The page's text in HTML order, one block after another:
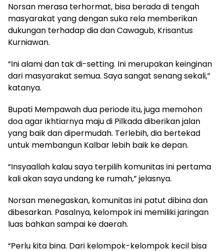
Norsan merasa terhormat, bisa berada di tengah
masyarakat yang dengan suka rela memberikan
dukungan terhadap dia dan Cawagub, Krisantus
Kurniawan.
“Ini alami dan tak di-setting. Ini merupakan keinginan
dari masyarakat semua. Saya sangat senang sekali,”
katanya.
Bupati Mempawah dua periode itu, juga memohon
doa agar ikhtiarnya maju di Pilkada diberikan jalan
yang baik dan dipermudah. Terlebih, dia bertekad
untuk membangun Kalbar lebih baik ke depan.
“Insyaallah kalau saya terpilih komunitas ini pertama
kali akan saya undang ke rumah,” jelasnya.
Norsan menegaskan, komunitas ini patut dibina dan
dibesarkan. Pasalnya, kelompok ini memiliki jaringan
luas bahkan sampai ke daerah.
“Perlu kita bina. Dari kelompok-kelompok kecil bisa